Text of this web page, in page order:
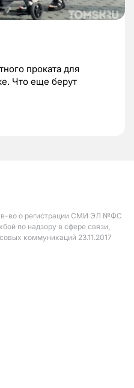
проката для
Что еще берут
во о регистрации СМИ ЭЛ №ФС
по надзору в сфере связи,
коммуникаций 23.11.2017